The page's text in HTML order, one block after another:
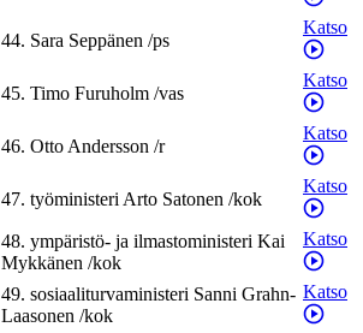
44. Sara Seppänen /ps
Katso
45. Timo Furuholm /vas
Katso
46. OttoAndersson /r
Katso
47. työministeriArto Satonen /kok
Katso
48. ympäristö- ja ilmastoministeri Kai
Mykkänen /kok
Katso
49. sosiaaliturvaministeri Sanni Grahn-
Laasonen /kok
Katso